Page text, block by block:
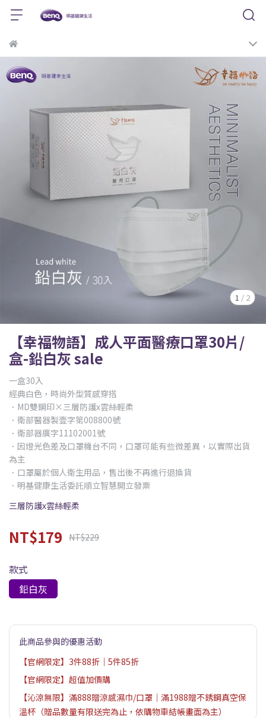
1 / 2
【幸福物語】成人平面醫療口罩30片/
盒-鉛白灰 sale
一盒30入
經典白色，時尚外型質感穿搭
．MD雙鋼印×三層防護x雲絲輕柔
．衛部醫器製壹字第008800號
．衛部器廣字11102001號
．因燈光色差及口罩機台不同，口罩可能有些微差異，以實際出貨
為主
．口罩屬於個人衛生用品，售出後不再進行退換貨
．明基健康生活委託順立智慧開立發票
三層防護x雲絲輕柔
NT$179 NT$229
款式
鉛白灰
此商品參與的優惠活動
【官網限定】3件88折｜5件85折
【官網限定】超值加價購
【沁涼無限】滿888贈涼感濕巾/口罩｜滿1988贈不銹鋼真空保
溫杯（贈品數量有限送完為止，依購物車結帳畫面為主）